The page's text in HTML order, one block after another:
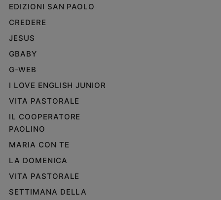
EDIZIONI SAN PAOLO
CREDERE
JESUS
GBABY
G-WEB
I LOVE ENGLISH JUNIOR
VITA PASTORALE
IL COOPERATORE
PAOLINO
MARIA CON TE
LA DOMENICA
VITA PASTORALE
SETTIMANA DELLA